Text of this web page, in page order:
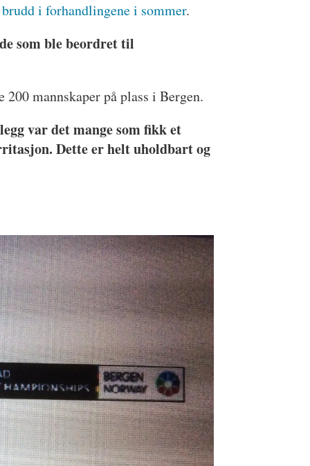
brudd i forhandlingene i sommer.
som ble beordret til
mannskaper på plass i Bergen.
var det mange som fikk et
Dette er helt uholdbart og